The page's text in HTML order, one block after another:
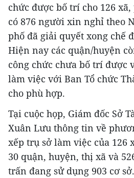
chức được bố trí cho 126
có 876 người xin nghỉ theo
phố đã giải quyết xong chế
Hiện nay các quận/huyện
công chức chưa bố trí được
làm việc với Ban Tổ chức
cho phù hợp.
Tại cuộc họp, Giám đốc Sở
Xuân Lưu thông tin về
xếp trụ sở làm việc của 126
30 quận, huyện, thị xã và
trấn đang sử dụng 903 cơ